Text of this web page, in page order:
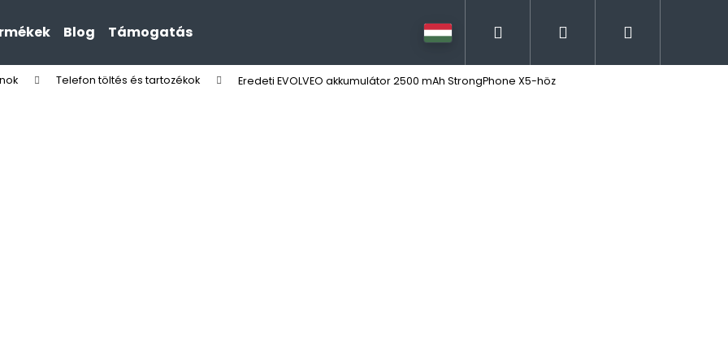
Blog Támogatás Keresés Bejelentkezés
Telefon töltés és tartozékok Eredeti EVOLVEO akkumulátor 2500 mAh StrongPhone X5-höz
Mit keres?